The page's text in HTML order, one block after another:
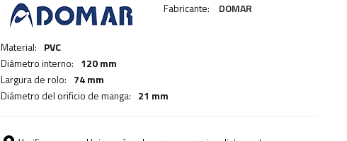
Fabricante: DOMAR
Material: PVC
Diâmetro interno: 120 mm
Largura de rolo: 74 mm
Diámetro del orificio de manga: 21 mm